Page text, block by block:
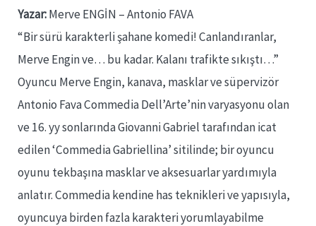
Yazar:Merve ENGİN – Antonio FAVA
“Bir sürü karakterli şahane komedi! Canlandıranlar,
Merve Engin ve… bu kadar. Kalanı trafikte sıkıştı…”
Oyuncu Merve Engin, kanava, masklar ve süpervizör
Antonio Fava Commedia Dell’Arte’nin varyasyonu olan
ve 16. yy sonlarında Giovanni Gabriel tarafından icat
edilen ‘Commedia Gabriellina’ sitilinde; bir oyuncu
oyunu tekbaşına masklar ve aksesuarlar yardımıyla
anlatır. Commedia kendine has teknikleri ve yapısıyla,
oyuncuya birden fazla karakteri yorumlayabilme